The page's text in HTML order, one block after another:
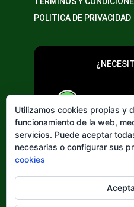
POLITICA DE PRIVACIDAD
Elegir
Utilizamos cookies propias y
funcionamiento de la web,
servicios. Puede aceptar
necesarias o configurar sus
cookies